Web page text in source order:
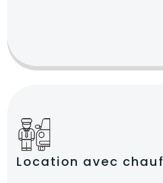
Location avec